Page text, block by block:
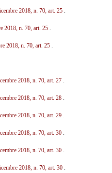
2018, n. 70, art. 25.
2018, n. 70, art. 25.
2018, n. 70, art. 25.
2018, n. 70, art. 27.
2018, n. 70, art. 28.
2018, n. 70, art. 29.
2018, n. 70, art. 30.
2018, n. 70, art. 30.
2018, n. 70, art. 30.